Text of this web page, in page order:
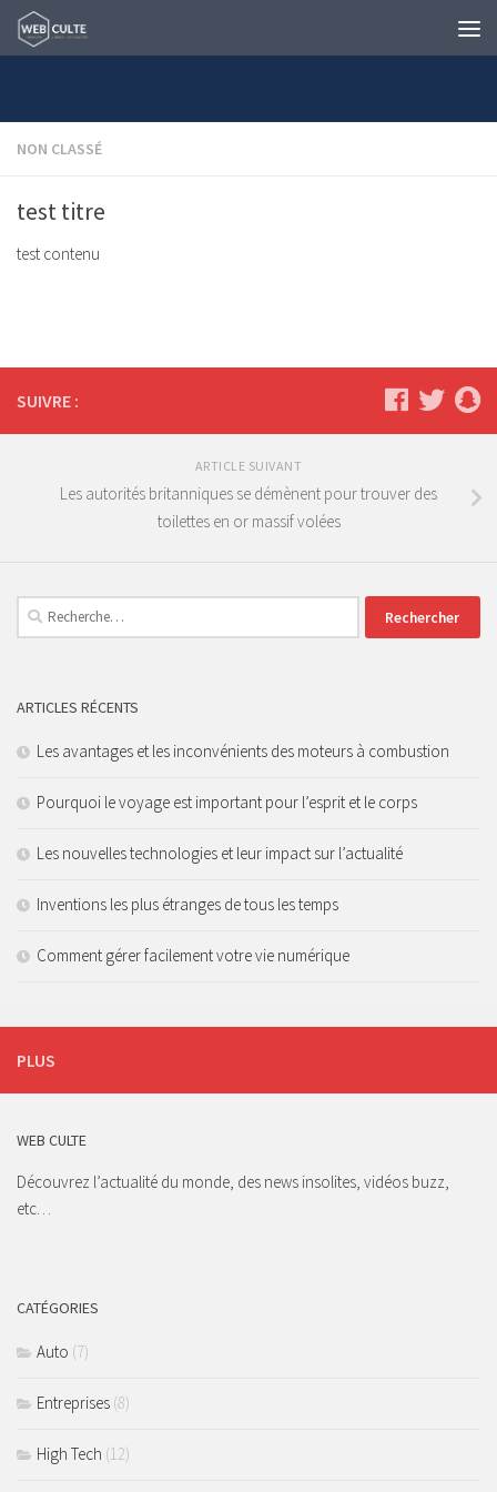
Skip to content
NON CLASSÉ
test titre
test contenu
SUIVRE :
ARTICLE SUIVANT
Les autorités britanniques se démènent pour trouver des
toilettes en or massif volées
Rechercher :
ARTICLES RÉCENTS
Les avantages et les inconvénients des moteurs à combustion
Pourquoi le voyage est important pour l’esprit et le corps
Les nouvelles technologies et leur impact sur l’actualité
Inventions les plus étranges de tous les temps
Comment gérer facilement votre vie numérique
PLUS
WEB CULTE
Découvrez l’actualité du monde, des news insolites, vidéos buzz,
etc…
CATÉGORIES
Auto (7)
Entreprises (8)
High Tech (12)